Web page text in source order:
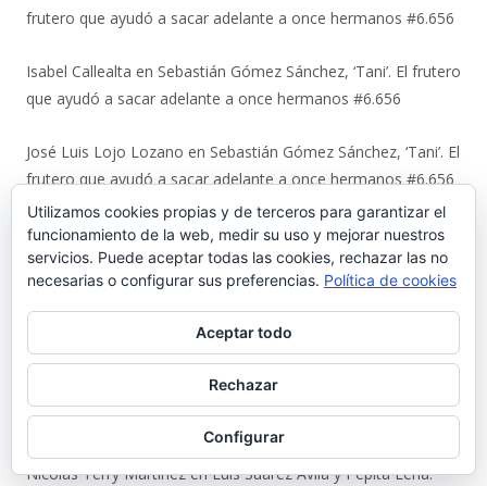
frutero que ayudó a sacar adelante a once hermanos #6.656
Isabel Callealta en Sebastián Gómez Sánchez, ‘Tani’. El frutero
que ayudó a sacar adelante a once hermanos #6.656
José Luis Lojo Lozano en Sebastián Gómez Sánchez, ‘Tani’. El
frutero que ayudó a sacar adelante a once hermanos #6.656
LuisenLa viñeta de Alberto Castrelo. Se hacen fiestas a
domicilio #6.655
Javier Bello GonzálezenLa viñeta de Alberto Castrelo. Se
hacen fiestas a domicilio #6.655
La viñeta de Alberto Castrelo. Se hacen fiestas a
domicilio #6.655
Nicolas Terry MartinezenLuis Suárez Ávila y Pepita Lena:
Utilizamos cookies propias y de terceros para garantizar el
funcionamiento de la web, medir su uso y mejorar nuestros
servicios. Puede aceptar todas las cookies, rechazar las no
necesarias o configurar sus preferencias. Política de cookies
Aceptar todo
Rechazar
Configurar